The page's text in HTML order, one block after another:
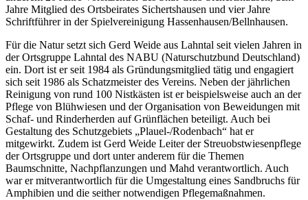
Jahre Mitglied des Ortsbeirates Sichertshausen und vier Jahre
Schriftführer in der Spielvereinigung Hassenhausen/Bellnhausen.
Für die Natur setzt sich Gerd Weide aus Lahntal seit vielen Jahren in
der Ortsgruppe Lahntal des NABU (Naturschutzbund Deutschland)
ein. Dort ist er seit 1984 als Gründungsmitglied tätig und engagiert
sich seit 1986 als Schatzmeister des Vereins. Neben der jährlichen
Reinigung von rund 100 Nistkästen ist er beispielsweise auch an der
Pflege von Blühwiesen und der Organisation von Beweidungen mit
Schaf- und Rinderherden auf Grünflächen beteiligt. Auch bei
Gestaltung des Schutzgebiets „Plauel-/Rodenbach“ hat er
mitgewirkt. Zudem ist Gerd Weide Leiter der Streuobstwiesenpflege
der Ortsgruppe und dort unter anderem für die Themen
Baumschnitte, Nachpflanzungen und Mahd verantwortlich. Auch
war er mitverantwortlich für die Umgestaltung eines Sandbruchs für
Amphibien und die seither notwendigen Pflegemaßnahmen.